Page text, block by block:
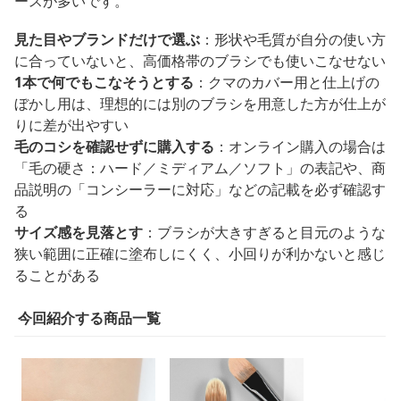
見た目やブランドだけで選ぶ ：形状や毛質が自分の使い方
に合っていないと、高価格帯のブラシでも使いこなせない
1本で何でもこなそうとする ：クマのカバー用と仕上げの
ぼかし用は、理想的には別のブラシを用意した方が仕上が
りに差が出やすい
毛のコシを確認せずに購入する ：オンライン購入の場合は
「毛の硬さ：ハード／ミディアム／ソフト」の表記や、商
品説明の「コンシーラーに対応」などの記載を必ず確認す
る
サイズ感を見落とす ：ブラシが大きすぎると目元のような
狭い範囲に正確に塗布しにくく、小回りが利かないと感じ
ることがある
今回紹介する商品一覧